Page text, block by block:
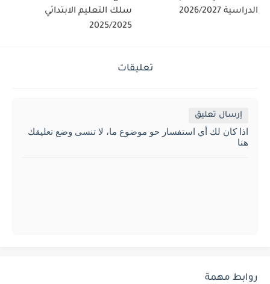
الدراسية 2026/2027
سلك التعليم الابتدائي
2025/2025
تعليقات
إرسال تعليق
اذا كان لك أي استفسار حو موضوع ما، لا تنسى وضع تعليقك
هنا
روابط مهمة